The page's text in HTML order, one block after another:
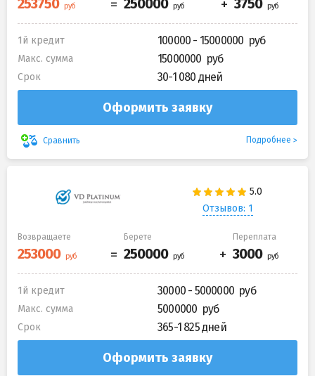
1й кредит 100000 - 15000000
Макс. сумма 15000000
Срок 30-1 080 дней
Оформить заявку
Сравнить Подробнее
Отзывов: 1
Возвращаете Берете Переплата
1й кредит 30000 - 5000000
Макс. сумма 5000000
Срок 365-1 825 дней
Оформить заявку